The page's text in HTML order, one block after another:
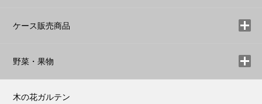
ケース販売商品
野菜・果物
木の花ガルテン